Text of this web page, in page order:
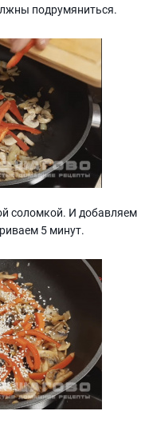
подрумяниться.
соломкой. И добавляем
5 минут.